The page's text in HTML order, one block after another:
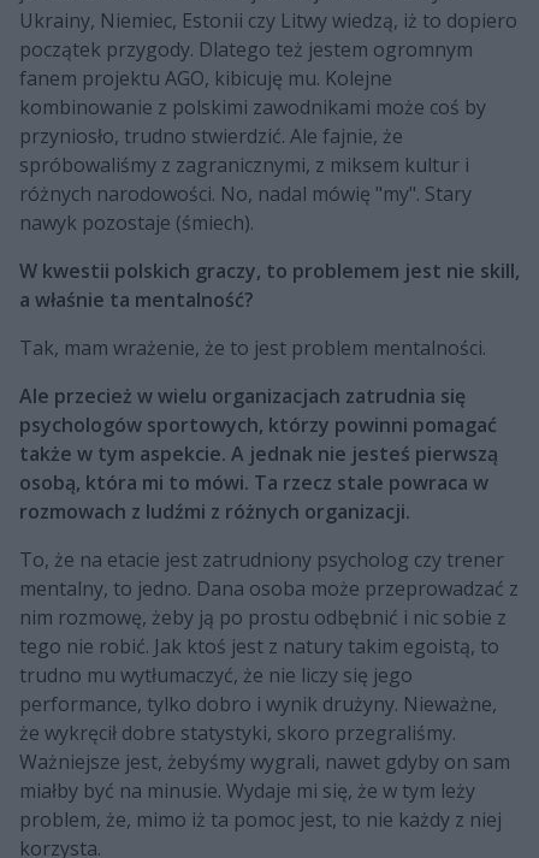
Ukrainy, Niemiec, Estonii czy Litwy wiedzą, iż to dopiero
początek przygody. Dlatego też jestem ogromnym
fanem projektu AGO, kibicuję mu. Kolejne
kombinowanie z polskimi zawodnikami może coś by
przyniosło, trudno stwierdzić. Ale fajnie, że
spróbowaliśmy z zagranicznymi, z miksem kultur i
różnych narodowości. No, nadal mówię "my". Stary
nawyk pozostaje (śmiech).
W kwestii polskich graczy, to problemem jest nie skill,
a właśnie ta mentalność?
Tak, mam wrażenie, że to jest problem mentalności.
Ale przecież w wielu organizacjach zatrudnia się
psychologów sportowych, którzy powinni pomagać
także w tym aspekcie. A jednak nie jesteś pierwszą
osobą, która mi to mówi. Ta rzecz stale powraca w
rozmowach z ludźmi z różnych organizacji.
To, że na etacie jest zatrudniony psycholog czy trener
mentalny, to jedno. Dana osoba może przeprowadzać z
nim rozmowę, żeby ją po prostu odbębnić i nic sobie z
tego nie robić. Jak ktoś jest z natury takim egoistą, to
trudno mu wytłumaczyć, że nie liczy się jego
performance, tylko dobro i wynik drużyny. Nieważne,
że wykręcił dobre statystyki, skoro przegraliśmy.
Ważniejsze jest, żebyśmy wygrali, nawet gdyby on sam
miałby być na minusie. Wydaje mi się, że w tym leży
problem, że, mimo iż ta pomoc jest, to nie każdy z niej
korzysta.